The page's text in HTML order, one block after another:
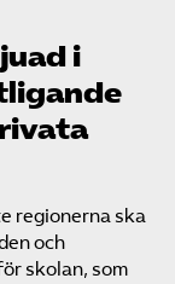
i
regionerna ska
och
skolan, som